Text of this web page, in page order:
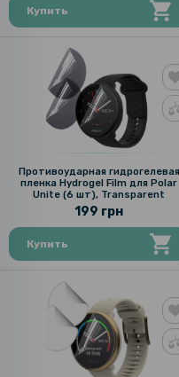
Купить
Противоударная гидрогелевая
пленка Hydrogel Film для Polar
Unite (6 шт), Transparent
199 грн
Купить